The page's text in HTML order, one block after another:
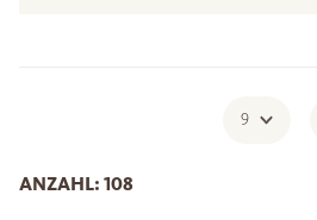
ANZAHL: 108
9